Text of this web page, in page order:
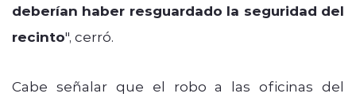
deberían haber resguardado la seguridad del
recinto", cerró.
Cabe señalar que el robo a las oficinas del